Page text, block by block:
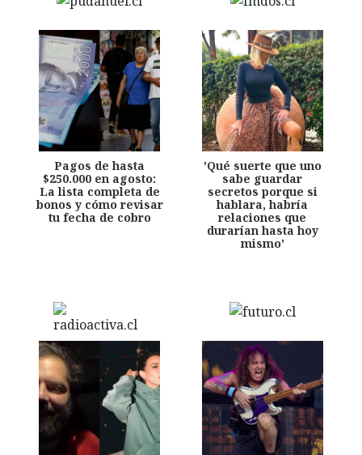
Pagos de hasta
$250.000 en agosto:
La lista completa de
bonos y cómo revisar
tu fecha de cobro
'Qué suerte que uno
sabe guardar
secretos porque si
hablara, habría
relaciones que
durarían hasta hoy
mismo'